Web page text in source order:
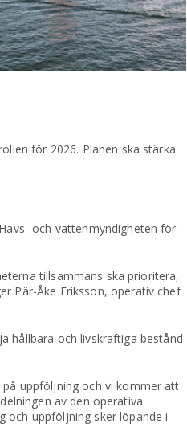
för 2026. Planen ska stärka
och vattenmyndigheten för
tillsammans ska prioritera,
Pär-Åke Eriksson, operativ chef
hållbara och livskraftiga bestånd
uppföljning och vi kommer att
av den operativa
och uppföljning sker löpande i